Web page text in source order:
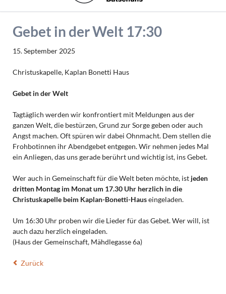
Gebet in der Welt 17:30
15. September 2025
Christuskapelle, Kaplan Bonetti Haus
Gebet in der Welt
Tagtäglich werden wir konfrontiert mit Meldungen aus der
ganzen Welt, die bestürzen, Grund zur Sorge geben oder auch
Angst machen. Oft spüren wir dabei Ohnmacht. Dem stellen die
Frohbotinnen ihr Abendgebet entgegen. Wir nehmen jedes Mal
ein Anliegen, das uns gerade berührt und wichtig ist, ins Gebet.
Wer auch in Gemeinschaft für die Welt beten möchte, ist jeden
dritten Montag im Monat um 17.30 Uhr herzlich in die
Christuskapelle beim Kaplan-Bonetti-Hauseingeladen.
Um 16:30 Uhr proben wir die Lieder für das Gebet. Wer will, ist
auch dazu herzlich eingeladen.
(Haus der Gemeinschaft, Mähdlegasse 6a)
Zurück